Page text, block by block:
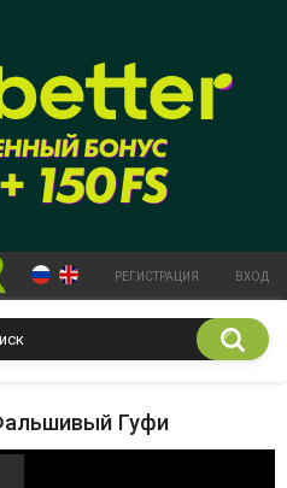
РЕГИСТРАЦИЯ ВХОД
Гуфи